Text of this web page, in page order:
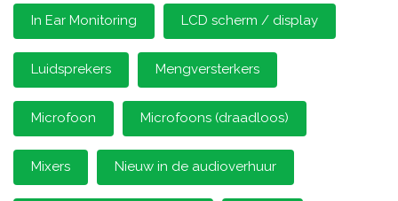
In Ear Monitoring LCD scherm / display
Luidsprekers Mengversterkers
Microfoon Microfoons (draadloos)
Mixers Nieuw in de audioverhuur